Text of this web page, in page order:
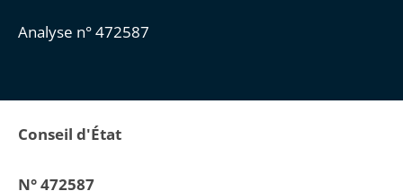
Analyse n° 472587
Conseil d'État
N° 472587